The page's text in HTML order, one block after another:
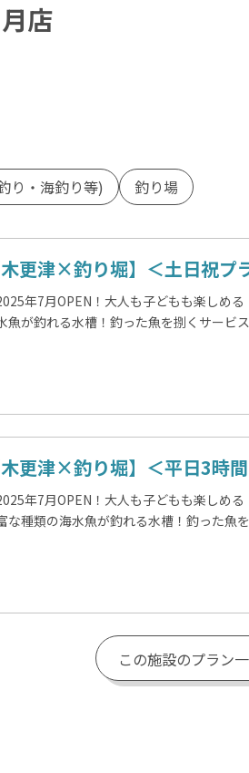
風呂・スパ・サロン
バー・カクテル
ペット参加OK
店
り・海釣り等) 釣り場
木更津×釣り堀】＜土日祝
年7月OPEN！大人も子どもも楽しめ
魚が釣れる水槽！釣った魚を捌くサービ
木更津×釣り堀】＜平日3時
年7月OPEN！大人も子どもも楽しめ
な種類の海水魚が釣れる水槽！釣った魚
この施設のプラン